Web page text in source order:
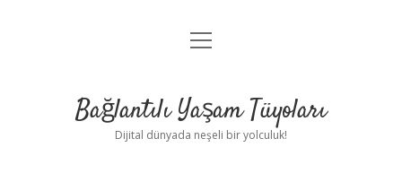
Anasayfa
Yasal Uyarı
menüyü
Bağlantılı Yaşam Tüyoları
Dijital dünyada neşeli bir yolculuk!